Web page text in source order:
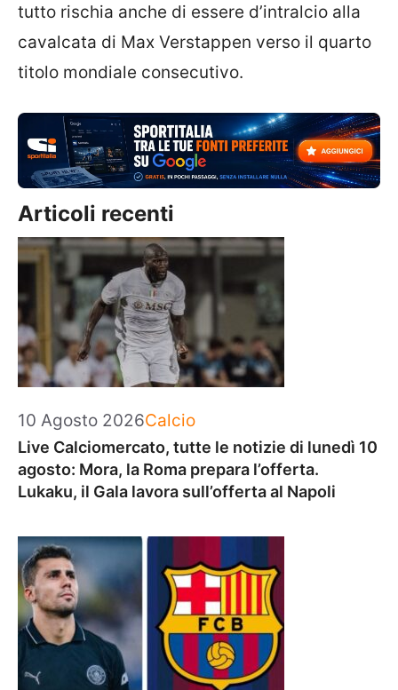
tutto rischia anche di essere d’intralcio alla
cavalcata di Max Verstappen verso il quarto
titolo mondiale consecutivo.
Articoli recenti
10 Agosto 2026Categorie
Calcio
Live Calciomercato, tutte le notizie di lunedì 10
agosto: Mora, la Roma prepara l’offerta.
Lukaku, il Gala lavora sull’offerta al Napoli